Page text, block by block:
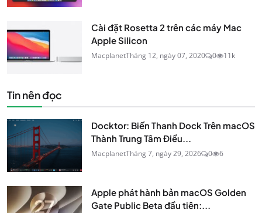
Cài đặt Rosetta 2 trên các máy Mac
Apple Silicon
MacplanetTháng 12, ngày 07, 2020 0 11k
Tin nên đọc
Docktor: Biến Thanh Dock Trên macOS
Thành Trung Tâm Điều...
MacplanetTháng 7, ngày 29, 2026 0 6
Apple phát hành bản macOS Golden
Gate Public Beta đầu tiên:...